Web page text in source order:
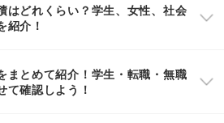
はどれくらい？学生、女性、社会
紹介！
まとめて紹介！学生・転職・無職
て確認しよう！